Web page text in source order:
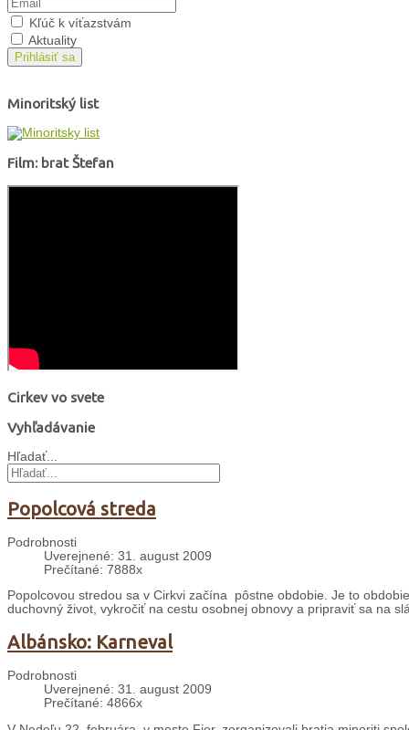
Kľúč k víťazstvám
Aktuality
Prihlásiť sa
Minoritský list
Film: brat Štefan
Cirkev vo svete
Vyhľadávanie
Hľadať...
Popolcová streda
Podrobnosti
Uverejnené: 31. august 2009
Prečítané: 7888x
Popolcovou stredou sa v Cirkvi začína pôstne obdobie. Je to
duchovný život, vykročiť na cestu osobnej obnovy a pripraviť sa na
Albánsko: Karneval
Podrobnosti
Uverejnené: 31. august 2009
Prečítané: 4866x